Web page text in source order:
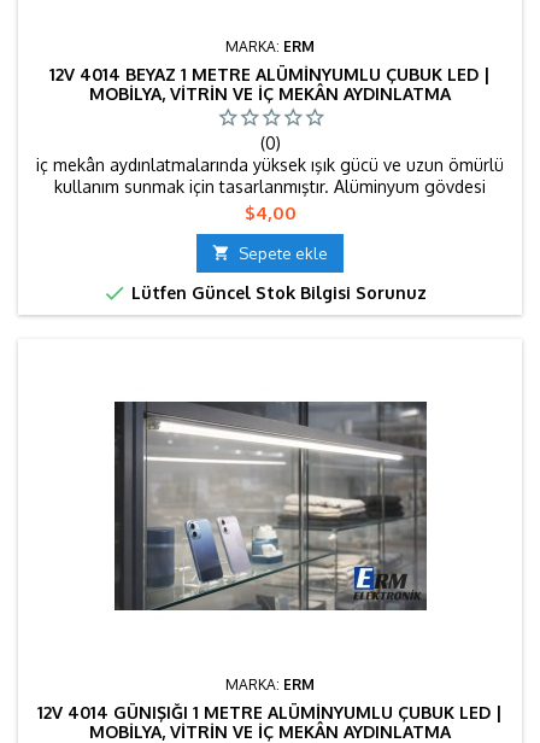
MARKA: ERM
12V 4014 BEYAZ 1 METRE ALÜMINYUMLU ÇUBUK LED |
MOBILYA, VITRIN VE İÇ MEKÂN AYDINLATMA
(0)
iç mekân aydınlatmalarında yüksek ışık gücü ve uzun ömürlü
kullanım sunmak için tasarlanmıştır. Alüminyum gövdesi
sayesinde ısıyı dengeli şekilde dağıtır 📍 Kullanım Alanları
Mutfak dolabı altı ve üstü aydınlatmaları Tezgâh altı çalışma
alanları Gardırop, raf ve vitrin içi aydınlatma Mağaza ve ürün
teşhir alanları TV ünitesi ve dekoratif duvar...
Fiyat
$4,00
 Sepete ekle
 Lütfen Güncel Stok Bilgisi Sorunuz
MARKA: ERM
12V 4014 GÜNIŞIĞI 1 METRE ALÜMINYUMLU ÇUBUK LED |
MOBILYA, VITRIN VE İÇ MEKÂN AYDINLATMA